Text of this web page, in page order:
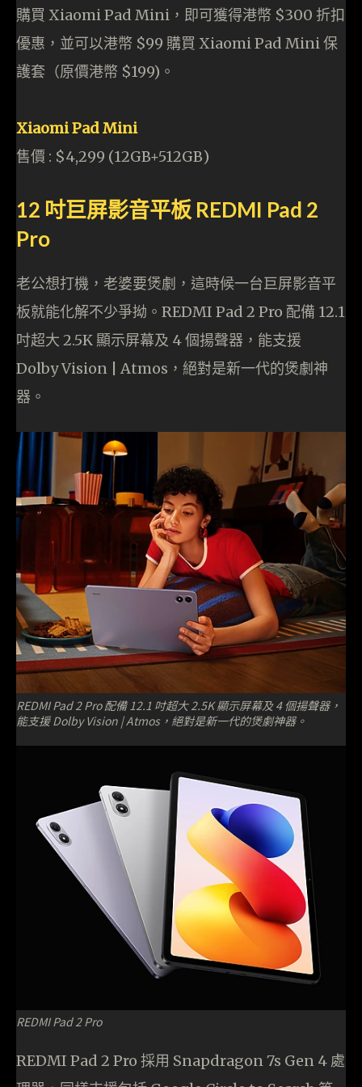
購買 Xiaomi Pad Mini，即可獲得港幣 $300 折扣
優惠，並可以港幣 $99 購買 Xiaomi Pad Mini 保
護套（原價港幣 $199)。
Xiaomi Pad Mini
售價 : $4,299 (12GB+512GB)
12 吋巨屏影音平板 REDMI Pad 2
Pro
老公想打機，老婆要煲劇，這時候一台巨屏影音平
板就能化解不少爭拗。REDMI Pad 2 Pro 配備 12.1
吋超大 2.5K 顯示屏幕及 4 個揚聲器，能支援
Dolby Vision | Atmos，絕對是新一代的煲劇神
器。
REDMI Pad 2 Pro 配備 12.1 吋超大 2.5K 顯示屏幕及 4 個揚聲器，
能支援 Dolby Vision | Atmos，絕對是新一代的煲劇神器。
REDMI Pad 2 Pro
REDMI Pad 2 Pro 採用 Snapdragon 7s Gen 4 處